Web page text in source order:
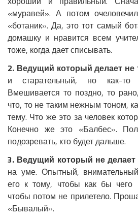
«муравей». А потом
«ботаник». Да, это тот самый
домашку и нравится всем
тоже, когда дает списывать.
2. Ведущий который делает не
и старательный, но как-
Вмешивается то поздно, то
что, то не таким нежным тоном,
тему. Что же это за человек
Конечно же это «Балбес».
подозревать, кто будет дальше.
3. Ведущий который не делает
на уме. Опытный,
его к тому, чтобы как бы чего
чтобы потом не прилетело.
«Бывалый».